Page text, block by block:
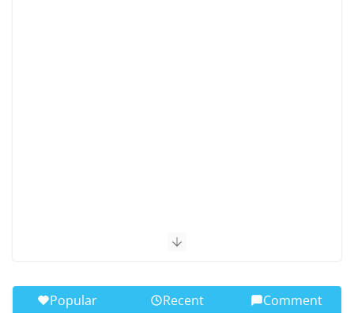
Popular Recent Comment